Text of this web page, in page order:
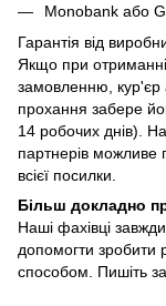
Monobank або
Гарантія від
Якщо при
замовленню, кур'єр
прохання забере
14 робочих днів).
партнерів можливе
всієї посилки.
Більш докладно
Наші фахівці
допомогти зробити
способом. Пишіть